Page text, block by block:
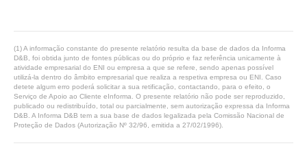
(1) A informação constante do presente relatório resulta da base de dados da Informa
D&B, foi obtida junto de fontes públicas ou do próprio e faz referência unicamente à
atividade empresarial do ENI ou empresa a que se refere, sendo apenas possível
utilizá-la dentro do âmbito empresarial que realiza a respetiva empresa ou ENI. Caso
detete algum erro poderá solicitar a sua retificação, contactando, para o efeito, o
Serviço de Apoio ao Cliente eInforma. O presente relatório não pode ser reproduzido,
publicado ou redistribuído, total ou parcialmente, sem autorização expressa da Informa
D&B. A Informa D&B tem a sua base de dados legalizada pela Comissão Nacional de
Proteção de Dados (Autorização Nº 32/96, emitida a 27/02/1996).